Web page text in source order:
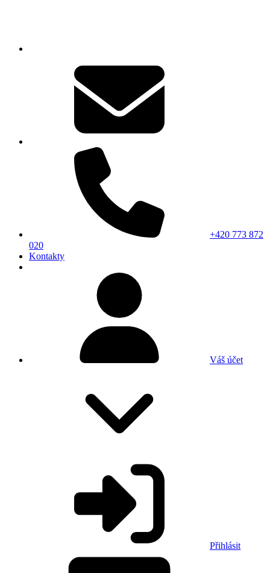
+420 773 872
020
Kontakty
Váš účet
Přihlásit